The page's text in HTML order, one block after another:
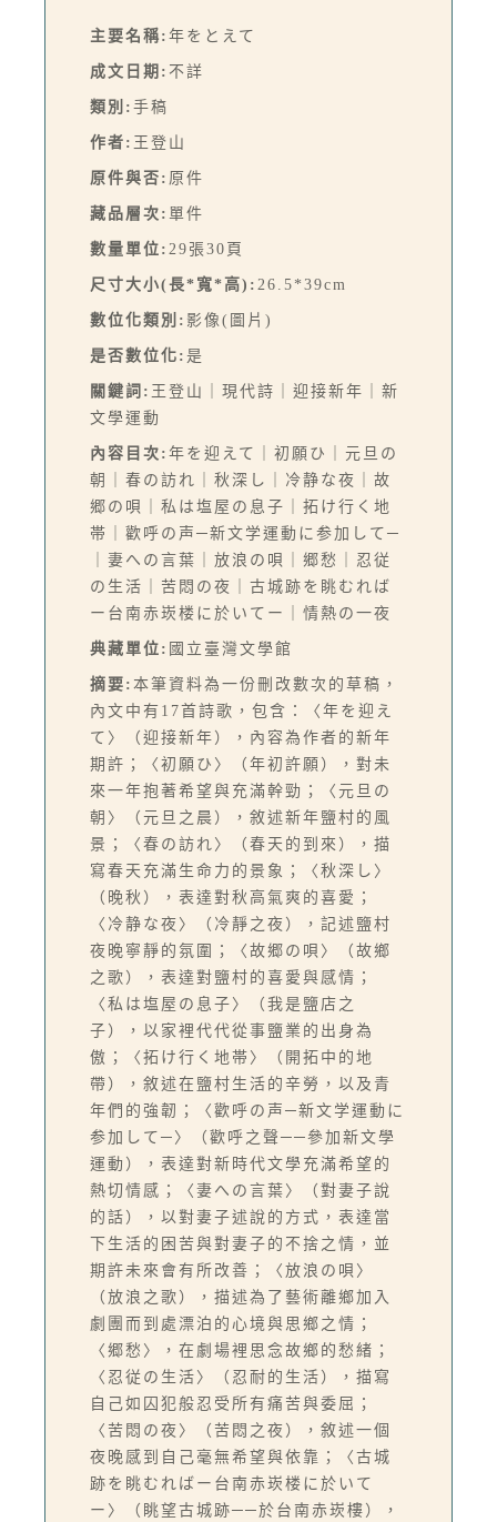
主要名稱: 年をとえて
成文日期: 不詳
類別: 手稿
作者: 王登山
原件與否: 原件
藏品層次: 單件
數量單位: 29張30頁
尺寸大小(長*寬*高): 26.5*39cm
數位化類別: 影像(圖片)
是否數位化: 是
關鍵詞: 王登山｜現代詩｜迎接新年｜新
文學運動
內容目次: 年を迎えて｜初願ひ｜元旦の
朝｜春の訪れ｜秋深し｜冷静な夜｜故
郷の唄｜私は塩屋の息子｜拓け行く地
帯｜歡呼の声─新文学運動に参加して─
｜妻への言葉｜放浪の唄｜郷愁｜忍従
の生活｜苦悶の夜｜古城跡を眺むれば
ー台南赤崁楼に於いてー｜情熱の一夜
典藏單位: 國立臺灣文學館
摘要: 本筆資料為一份刪改數次的草稿，
內文中有17首詩歌，包含：〈年を迎え
て〉（迎接新年），內容為作者的新年
期許；〈初願ひ〉（年初許願），對未
來一年抱著希望與充滿幹勁；〈元旦の
朝〉（元旦之晨），敘述新年鹽村的風
景；〈春の訪れ〉（春天的到來），描
寫春天充滿生命力的景象；〈秋深し〉
（晚秋），表達對秋高氣爽的喜愛；
〈冷静な夜〉（冷靜之夜），記述鹽村
夜晚寧靜的氛圍；〈故郷の唄〉（故鄉
之歌），表達對鹽村的喜愛與感情；
〈私は塩屋の息子〉（我是鹽店之
子），以家裡代代從事鹽業的出身為
傲；〈拓け行く地帯〉（開拓中的地
帶），敘述在鹽村生活的辛勞，以及青
年們的強韌；〈歡呼の声─新文学運動に
参加して─〉（歡呼之聲──參加新文學
運動），表達對新時代文學充滿希望的
熱切情感；〈妻への言葉〉（對妻子說
的話），以對妻子述說的方式，表達當
下生活的困苦與對妻子的不捨之情，並
期許未來會有所改善；〈放浪の唄〉
（放浪之歌），描述為了藝術離鄉加入
劇團而到處漂泊的心境與思鄉之情；
〈郷愁〉，在劇場裡思念故鄉的愁緒；
〈忍従の生活〉（忍耐的生活），描寫
自己如囚犯般忍受所有痛苦與委屈；
〈苦悶の夜〉（苦悶之夜），敘述一個
夜晚感到自己毫無希望與依靠；〈古城
跡を眺むればー台南赤崁楼に於いて
ー〉（眺望古城跡──於台南赤崁樓），